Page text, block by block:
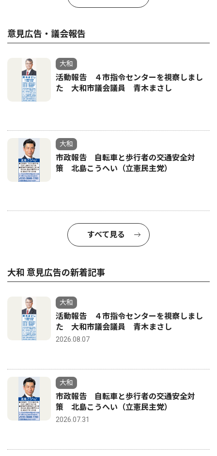
意見広告・議会報告
大和
活動報告 ４市指令センターを視察しまし
た 大和市議会議員 青木まさし
大和
市政報告 自転車と歩行者の交通安全対
策 北島こうへい（立憲民主党）
すべて見る
大和 意見広告の新着記事
大和
活動報告 ４市指令センターを視察しまし
た 大和市議会議員 青木まさし
2026.08.07
大和
市政報告 自転車と歩行者の交通安全対
策 北島こうへい（立憲民主党）
2026.07.31